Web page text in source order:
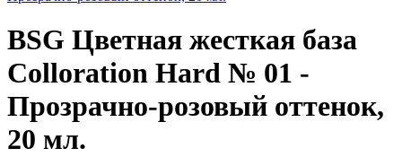
BSG Цветная жесткая база
Colloration Hard № 01 -
Прозрачно-розовый оттенок,
20 мл.